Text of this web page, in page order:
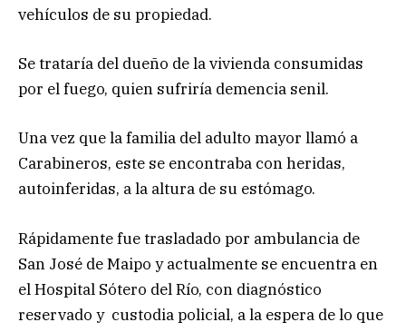
vehículos de su propiedad.
Se trataría del dueño de la vivienda consumidas
por el fuego, quien sufriría demencia senil.
Una vez que la familia del adulto mayor llamó a
Carabineros, este se encontraba con heridas,
autoinferidas, a la altura de su estómago.
Rápidamente fue trasladado por ambulancia de
San José de Maipo y actualmente se encuentra en
el Hospital Sótero del Río, con diagnóstico
reservado y custodia policial, a la espera de lo que